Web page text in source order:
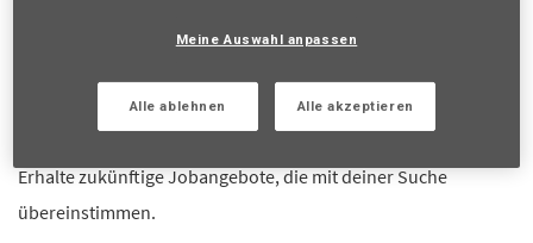
Sarah SCHWOB
29/05/2026
Erhalte zukünftige Jobangebote, die mit deiner Suche
übereinstimmen.
Meine Auswahl anpassen
Alle ablehnen Alle akzeptieren